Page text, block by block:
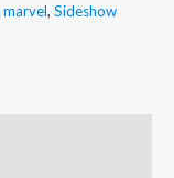
marvel, Sideshow